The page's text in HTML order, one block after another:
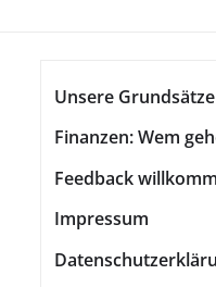
Unsere Grundsätze
Finanzen: Wem
Feedback
Impressum